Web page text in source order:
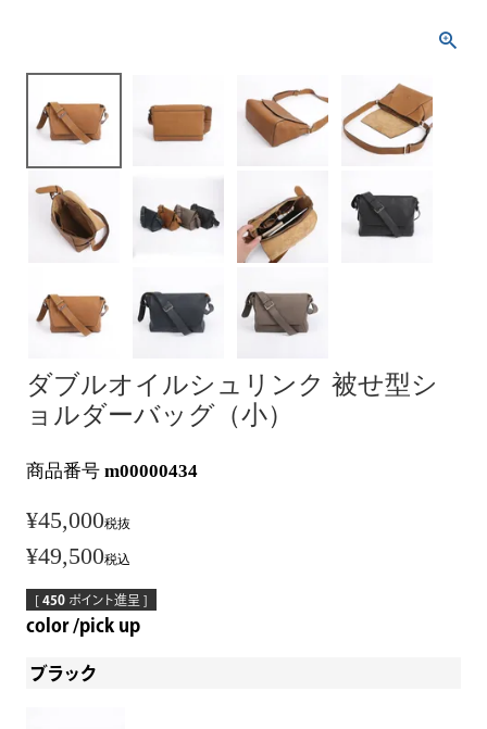
ダブルオイルシュリンク 被せ型シ
ョルダーバッグ（小）
商品番号 m00000434
¥45,000税抜
¥49,500税込
[ 450 ポイント進呈 ]
color pick up
ブラック